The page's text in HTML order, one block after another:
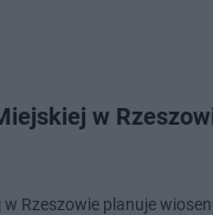
w
w Rzeszowie planuje